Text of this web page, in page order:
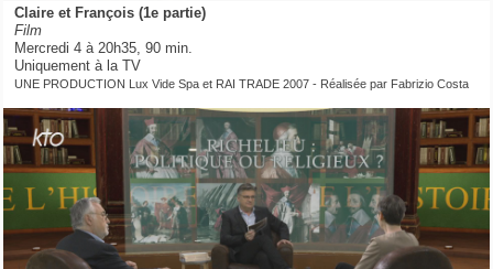
Claire et François (1e partie)
Film
Mercredi 4 à 20h35, 90 min.
Uniquement à la TV
UNE PRODUCTION Lux Vide Spa et RAI TRADE 2007 - Réalisée par Fabrizio Costa